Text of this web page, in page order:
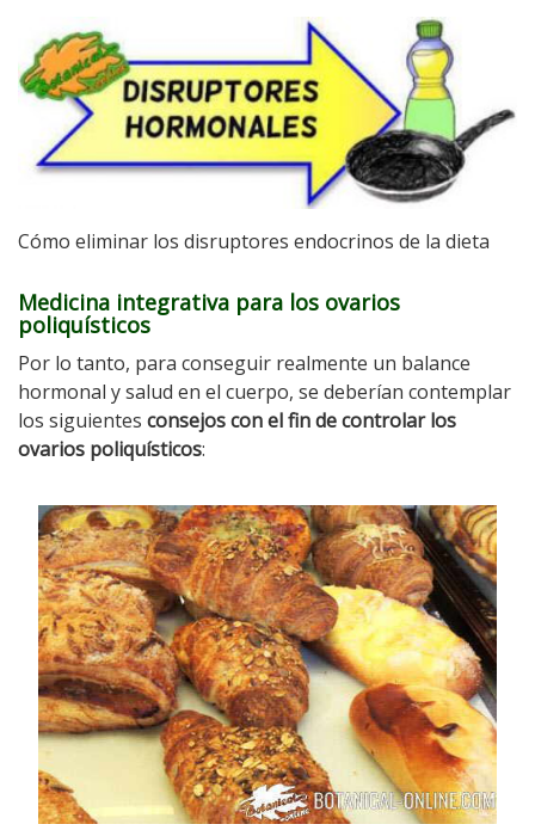
Cómo eliminar los disruptores endocrinos de la dieta
Medicina integrativa para los ovarios
poliquísticos
Por lo tanto, para conseguir realmente un balance
hormonal y salud en el cuerpo, se deberían contemplar
los siguientes consejos con el fin de controlar los
ovarios poliquísticos: